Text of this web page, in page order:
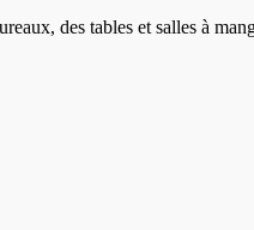
des tables et salles à